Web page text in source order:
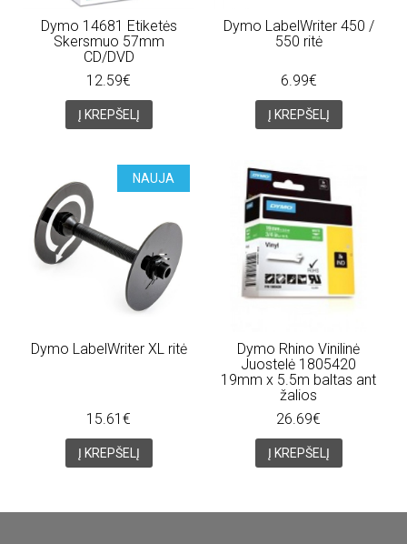
Dymo 14681 Etiketės
Skersmuo 57mm
CD/DVD
12.59€
Į KREPŠELĮ
Dymo LabelWriter 450 /
550 ritė
6.99€
Į KREPŠELĮ
NAUJA
Dymo LabelWriter XL ritė
15.61€
Į KREPŠELĮ
Dymo Rhino Vinilinė
Juostelė 1805420
19mm x 5.5m baltas ant
žalios
26.69€
Į KREPŠELĮ